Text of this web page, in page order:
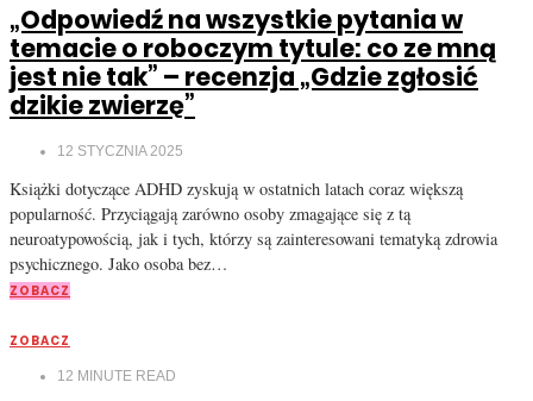
„Odpowiedź na wszystkie pytania w
temacie o roboczym tytule: co ze mną
jest nie tak” – recenzja „Gdzie zgłosić
dzikie zwierzę”
12 STYCZNIA 2025
Książki dotyczące ADHD zyskują w ostatnich latach coraz większą
popularność. Przyciągają zarówno osoby zmagające się z tą
neuroatypowością, jak i tych, którzy są zainteresowani tematyką zdrowia
psychicznego. Jako osoba bez…
ZOBACZ
ZOBACZ
12 MINUTE READ